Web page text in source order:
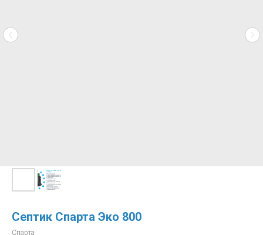
Септик Спарта Эко 800
Спарта